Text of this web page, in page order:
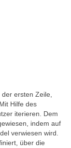
ersten Zeile,
Hilfe des
iterieren. Dem
indem auf
verwiesen wird.
über die